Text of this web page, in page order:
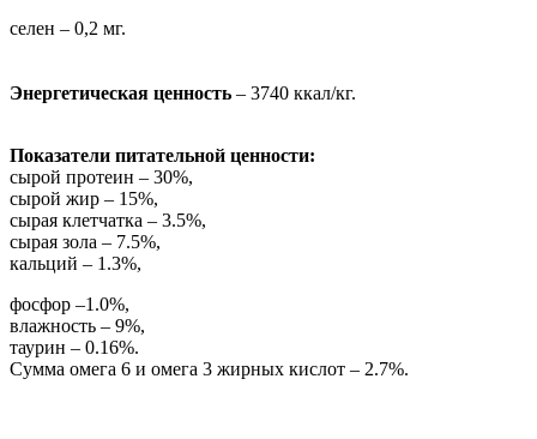
селен – 0,2 мг.
Энергетическая ценность – 3740 ккал/кг.
Показатели питательной ценности:
сырой протеин – 30%,
сырой жир – 15%,
сырая клетчатка – 3.5%,
сырая зола – 7.5%,
кальций – 1.3%,
фосфор –1.0%,
влажность – 9%,
таурин – 0.16%.
Сумма омега 6 и омега 3 жирных кислот – 2.7%.